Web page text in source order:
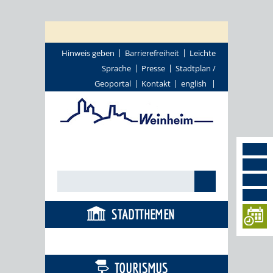
Hinweis geben Barrierefreiheit
Leichte
Sprache
Presse
Stadtplan /
Geoportal
Kontakt english
STADTTHEMEN
TOURISMUS